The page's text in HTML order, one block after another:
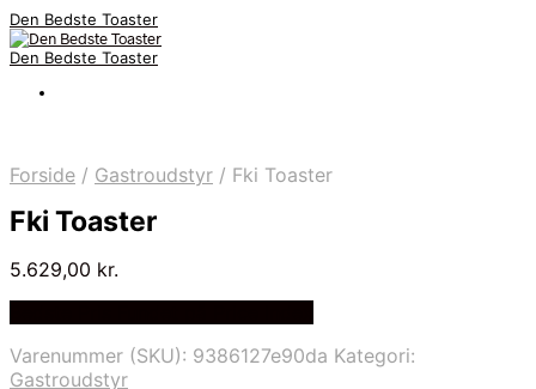
Den Bedste Toaster
Den Bedste Toaster
Forside / Gastroudstyr / Fki Toaster
Fki Toaster
5.629,00 kr.
Varenummer (SKU): 9386127e90da Kategori:
Gastroudstyr